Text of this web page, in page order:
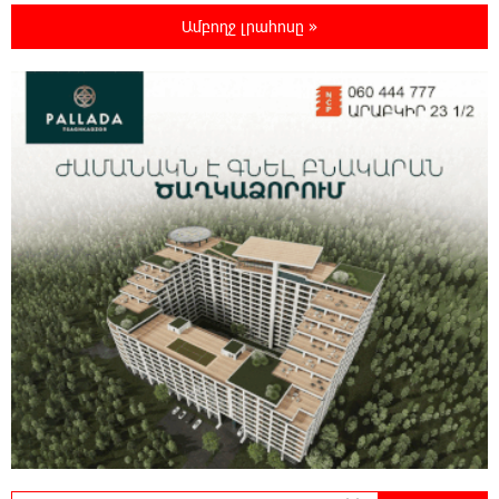
Որոնվում է նախաձեռնված քրեական
վարույթի շրջանակներում
են ունեցել
19:19:12 8-08-2026
Չհանե´ս խաչդ, Հայաստան աշխարհ․ Ուժեղ
Հայաստան
19:18:03 8-08-2026
Սիցիլիայի օդանավակայանը փակվել է
Էթնա հրաբխի ժայթքման պատճառով
19:16:13 8-08-2026
Հետվճարի փոխարեն՝ արժանապատիվ և
Ամբողջ լրահոսը »